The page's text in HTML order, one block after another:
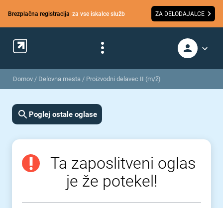
Brezplačna registracija za vse iskalce služb ZA DELODAJALCE
Domov / Delovna mesta / Proizvodni delavec II (m/ž)
Poglej ostale oglase
Ta zaposlitveni oglas
je že potekel!